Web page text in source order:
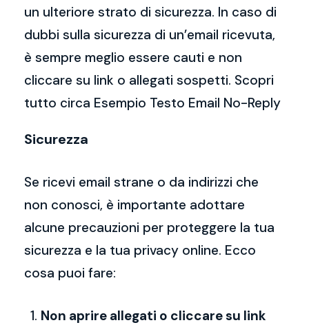
un ulteriore strato di sicurezza. In caso di
dubbi sulla sicurezza di un’email ricevuta,
è sempre meglio essere cauti e non
cliccare su link o allegati sospetti. Scopri
tutto circa Esempio Testo Email No-Reply
Sicurezza
Se ricevi email strane o da indirizzi che
non conosci, è importante adottare
alcune precauzioni per proteggere la tua
sicurezza e la tua privacy online. Ecco
cosa puoi fare:
Non aprire allegati o cliccare su link